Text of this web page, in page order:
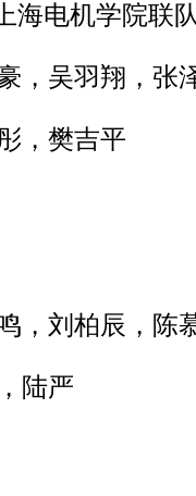
电机学院联
吴羽翔，张
，樊吉平
刘柏辰，陈
陆严